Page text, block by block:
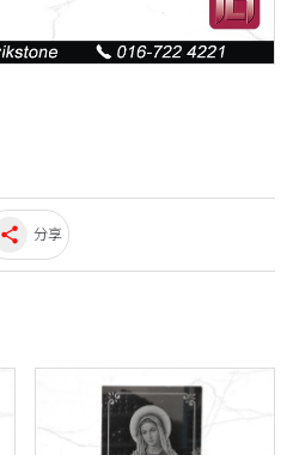
share 分享